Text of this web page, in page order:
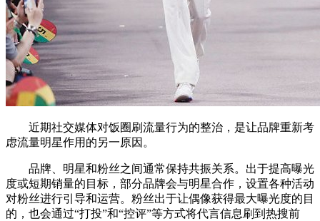
近期社交媒体对饭圈刷流量行为的整治，是让品牌重新考
虑流量明星作用的另一原因。
品牌、明星和粉丝之间通常保持共振关系。出于提高曝光
度或短期销量的目标，部分品牌会与明星合作，设置各种活动
对粉丝进行引导和运营。粉丝出于让偶像获得最大曝光度的目
的，也会通过“打投”和“控评”等方式将代言信息刷到热搜前